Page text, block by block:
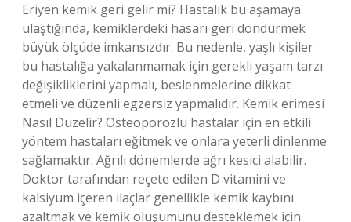
Eriyen kemik geri gelir mi? Hastalık bu aşamaya
ulaştığında, kemiklerdeki hasarı geri döndürmek
büyük ölçüde imkansızdır. Bu nedenle, yaşlı kişiler
bu hastalığa yakalanmamak için gerekli yaşam tarzı
değişikliklerini yapmalı, beslenmelerine dikkat
etmeli ve düzenli egzersiz yapmalıdır. Kemik erimesi
Nasıl Düzelir? Osteoporozlu hastalar için en etkili
yöntem hastaları eğitmek ve onlara yeterli dinlenme
sağlamaktır. Ağrılı dönemlerde ağrı kesici alabilir.
Doktor tarafından reçete edilen D vitamini ve
kalsiyum içeren ilaçlar genellikle kemik kaybını
azaltmak ve kemik oluşumunu desteklemek için